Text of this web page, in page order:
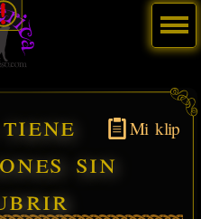
Mi klip
sin
Menú